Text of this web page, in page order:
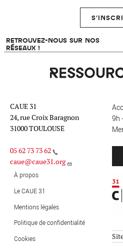
RETROUVEZ-NOUS SUR NOS
RÉSEAUX !
Ressources 31
CAUE 31
24, rue Croix Baragnon
31000 TOULOUSE
05 62 73 73 62
caue@caue31.org
9h
MENU PIED DE PAGE
À propos
Le CAUE 31
Mentions légales
Politique de confidentialité
Cookies